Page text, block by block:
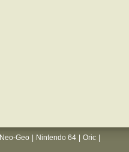
Neo-Geo Nintendo 64 Oric